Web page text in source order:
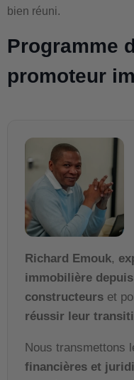
bien réuni.
Programme
promoteur
Richard Emouk,
immobilière
constructeurs et
réussir leur
Nous transmettons
financières et